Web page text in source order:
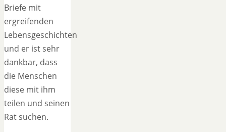
Briefe mit
ergreifenden
Lebensgeschichten
und er ist sehr
dankbar, dass
die Menschen
diese mit ihm
teilen und seinen
Rat suchen.